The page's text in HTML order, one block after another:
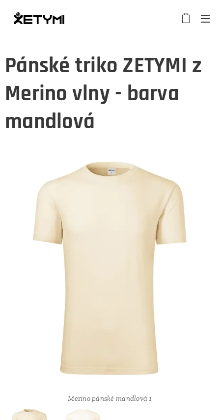
Pánské triko ZETYMI z
Merino vlny - barva
mandlová
Merino pánské mandlová 1
Merino pánské mandlová 3